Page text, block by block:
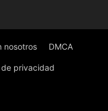
nosotros DMCA
privacidad